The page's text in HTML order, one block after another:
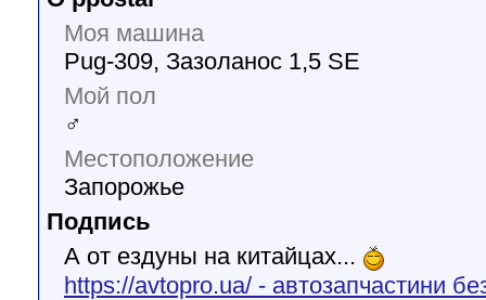
Моя машина
Pug-309, Зазоланос 1,5 SE
Мой пол
♂
Местоположение
Запорожье
Подпись
А от ездуны на китайцах...
https://avtopro.ua/ - автозапчастини